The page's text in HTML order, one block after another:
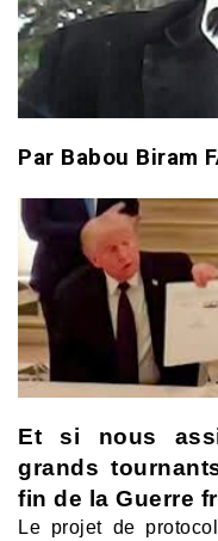
Par Babou Biram
Et si nous
grands
fin de la Guerre
Le projet de